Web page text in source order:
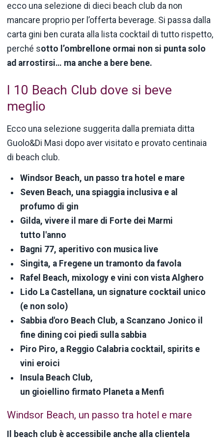
ecco una selezione di dieci beach club da non
mancare proprio per l’offerta beverage. Si passa dalla
carta gini ben curata alla lista cocktail di tutto rispetto,
perché sotto l’ombrellone ormai non si punta solo
ad arrostirsi… ma anche a bere bene.
I 10 Beach Club dove si beve
meglio
Ecco una selezione suggerita dalla premiata ditta
Guolo&Di Masi dopo aver visitato e provato centinaia
di beach club.
Windsor Beach, un passo tra hotel e mare
Seven Beach, una spiaggia inclusiva e al
profumo di gin
Gilda, vivere il mare di Forte dei Marmi
tutto l'anno
Bagni 77, aperitivo con musica live
Singita, a Fregene un tramonto da favola
Rafel Beach, mixology e vini con vista Alghero
Lido La Castellana, un signature cocktail unico
(e non solo)
Sabbia d'oro Beach Club, a Scanzano Jonico il
fine dining coi piedi sulla sabbia
Piro Piro, a Reggio Calabria cocktail, spirits e
vini eroici
Insula Beach Club,
un gioiellino firmato Planeta a Menfi
Windsor Beach, un passo tra hotel e mare
Il beach club è accessibile anche alla clientela